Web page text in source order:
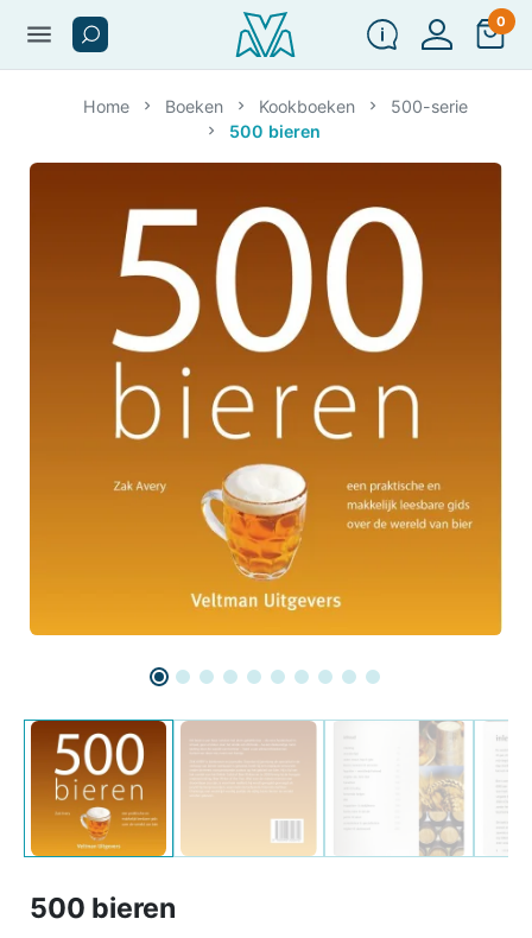
menu 0
Home Boeken Kookboeken
500-serie
500 bieren
500 bieren